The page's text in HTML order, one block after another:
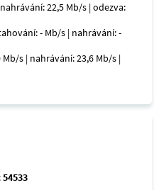
22,5 Mb/s | odezva:
- Mb/s | nahrávání: -
s | nahrávání: 23,6 Mb/s |
54533